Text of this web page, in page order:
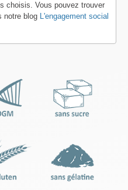
choisis. Vous pouvez trouver
notre blog L'engagement social